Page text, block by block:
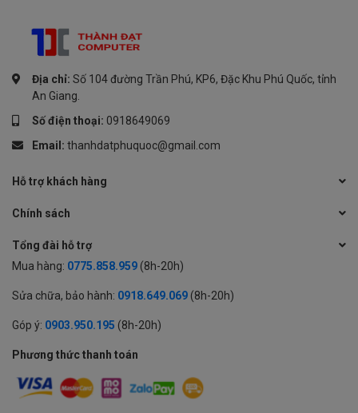
Địa chỉ: Số 104 đường Trần Phú, KP6, Đặc Khu Phú Quốc, tỉnh
An Giang.
Số điện thoại: 0918649069
Email: thanhdatphuquoc@gmail.com
Hỗ trợ khách hàng
Chính sách
Tổng đài hỗ trợ
Mua hàng: 0775.858.959 (8h-20h)
Sửa chữa, bảo hành: 0918.649.069 (8h-20h)
Góp ý: 0903.950.195 (8h-20h)
Phương thức thanh toán